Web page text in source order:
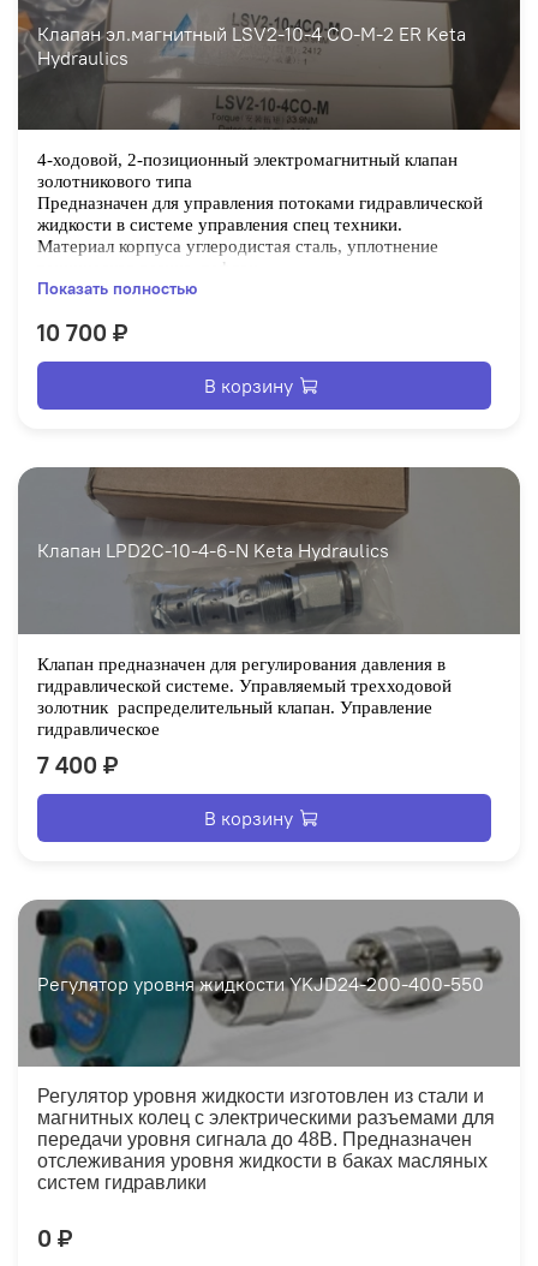
Клапан эл.магнитный LSV2-10-4 CO-M-2 ER Keta
Hydraulics
4-ходовой, 2-позиционный электромагнитный клапан
золотникового типа
Предназначен для управления потоками гидравлической
жидкости в системе управления спец техники.
Материал корпуса углеродистая сталь, уплотнение
техническая резина, тефлон.
Показать полностью
10 700 ₽
В корзину
Клапан LPD2C-10-4-6-N Keta Hydraulics
Клапан предназначен для регулирования давления в
гидравлической системе. Управляемый трехходовой
золотник распределительный клапан. Управление
гидравлическое
7 400 ₽
В корзину
Регулятор уровня жидкости YKJD24-200-400-550
Регулятор уровня жидкости изготовлен из стали и
магнитных колец с электрическими разъемами для
передачи уровня сигнала до 48В. Предназначен
отслеживания уровня жидкости в баках масляных
систем гидравлики
0 ₽